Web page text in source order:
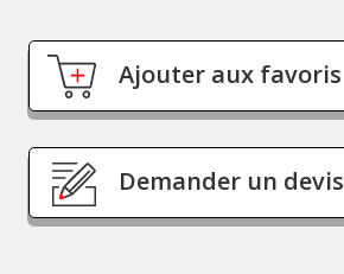
Ajouter aux favoris
Demander un devis